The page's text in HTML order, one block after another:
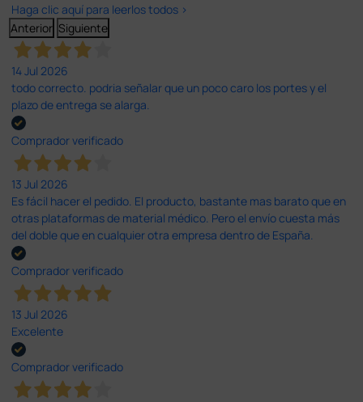
Haga clic aquí para leerlos todos >
Anterior Siguiente
14 Jul 2026
todo correcto. podria señalar que un poco caro los portes y el
plazo de entrega se alarga.
Comprador verificado
13 Jul 2026
Es fácil hacer el pedido. El producto, bastante mas barato que en
otras plataformas de material médico. Pero el envío cuesta más
del doble que en cualquier otra empresa dentro de España.
Comprador verificado
13 Jul 2026
Excelente
Comprador verificado